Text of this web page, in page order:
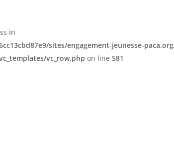
in
sites/engagement-jeunesse-
vc_row.php on line 581